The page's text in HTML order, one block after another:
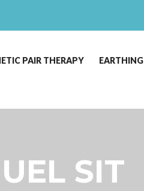
PAIR THERAPY EARTHING
SIT